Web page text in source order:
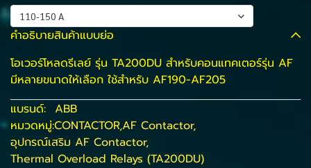
110-150 A
คำอธิบายสินค้าแบบย่อ
โอเวอร์โหลดรีเลย์ รุ่น TA200DU สำหรับคอนแทคเตอร์รุ่น AF
มีหลายขนาดให้เลือก ใช้สำหรับ AF190-AF205
แบรนด์: ABB
หมวดหมู่:CONTACTOR,AF Contactor,
อุปกรณ์เสริม AF Contactor,
Thermal Overload Relays (TA200DU)